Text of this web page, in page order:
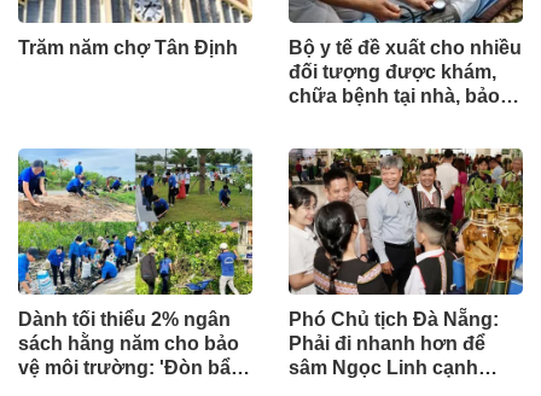
Trăm năm chợ Tân Định
Bộ y tế đề xuất cho nhiều
đối tượng được khám,
chữa bệnh tại nhà, bảo
Dành tối thiểu 2% ngân
sách hằng năm cho bảo
vệ môi trường: 'Đòn bẩy'
Phó Chủ tịch Đà Nẵng:
Phải đi nhanh hơn để
sâm Ngọc Linh cạnh